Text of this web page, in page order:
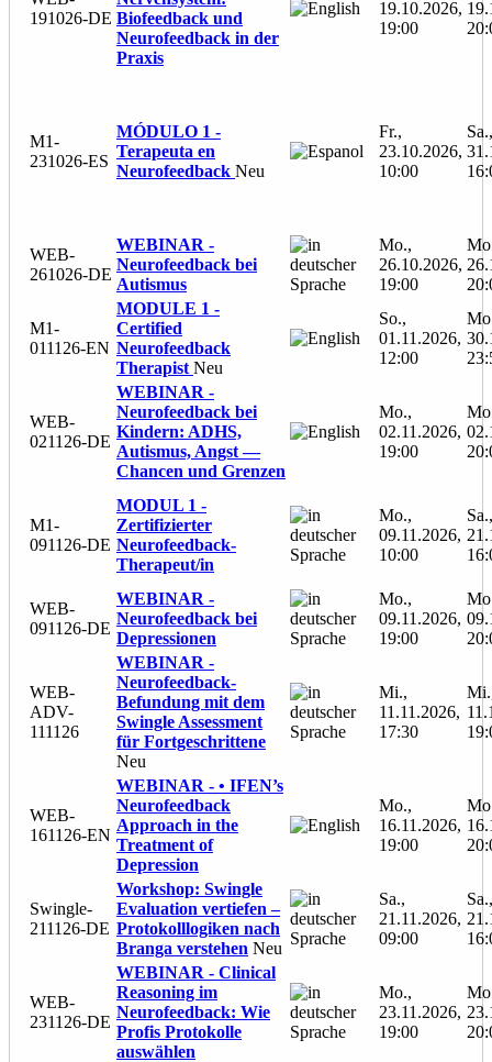
191026-DE Biofeedback und
Neurofeedback in der
Praxis
19.10.2026,
19:00
M1-
231026-ES
MÓDULO 1 -
Terapeuta en
Neurofeedback Neu
Fr.,
23.10.2026,
10:00
Sa.,
WEB-
261026-DE
WEBINAR -
Neurofeedback bei
Autismus
Mo.,
26.10.2026,
19:00
M1-
011126-EN
MODULE 1 -
Certified
Neurofeedback
Therapist Neu
So.,
01.11.2026,
12:00
WEB-
021126-DE
WEBINAR -
Neurofeedback bei
Kindern: ADHS,
Autismus, Angst —
Chancen und Grenzen
Mo.,
02.11.2026,
19:00
M1-
091126-DE
MODUL 1 -
Zertifizierter
Neurofeedback-
Therapeut/in
Mo.,
09.11.2026,
10:00
Sa.,
WEB-
091126-DE
WEBINAR -
Neurofeedback bei
Depressionen
Mo.,
09.11.2026,
19:00
WEB-
ADV-
111126
WEBINAR -
Neurofeedback-
Befundung mit dem
Swingle Assessment
für Fortgeschrittene
Neu
Mi.,
11.11.2026,
17:30
WEB-
161126-EN
WEBINAR - • IFEN’s
Neurofeedback
Approach in the
Treatment of
Depression
Mo.,
16.11.2026,
19:00
Swingle-
211126-DE
Workshop: Swingle
Evaluation vertiefen –
Protokolllogiken nach
Branga verstehen Neu
Sa.,
21.11.2026,
09:00
Sa.,
WEB-
231126-DE
WEBINAR - Clinical
Reasoning im
Neurofeedback: Wie
Profis Protokolle
auswählen
Mo.,
23.11.2026,
19:00